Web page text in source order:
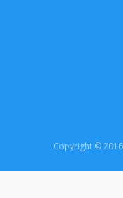
Copyright ©